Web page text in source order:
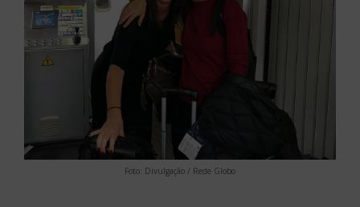
Foto: Divulgação / Rede Globo